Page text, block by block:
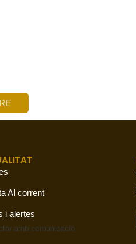
Al corrent
i alertes
amb comunicació